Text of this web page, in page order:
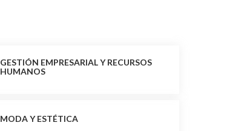
GESTIÓN EMPRESARIAL Y RECURSOS
HUMANOS
MODA Y ESTÉTICA